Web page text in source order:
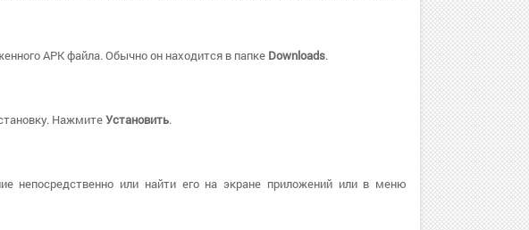
APK файла. Обычно он находится в папке Downloads.
НажмитеУстановить.
непосредственно или найти его на экране приложений или в меню